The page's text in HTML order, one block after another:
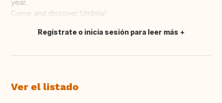
year.
Come and discover Umbria!
Traducir
Regístrate o inicia sesión para leer más
Ver el listado